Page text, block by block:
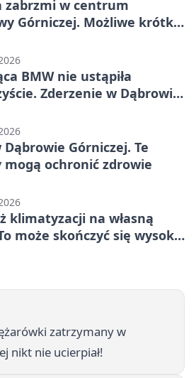
zabrzmi w centrum
Górniczej. Możliwe krótkie
BMW nie ustąpiła
Zderzenie w Dąbrowie
Dąbrowie Górniczej. Te
mogą ochronić zdrowie
klimatyzacji na własną
może skończyć się wysoką
zatrzymany w
nikt nie ucierpiał!